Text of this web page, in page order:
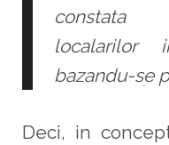
constata
localarilor
bazandu-se
Deci, in